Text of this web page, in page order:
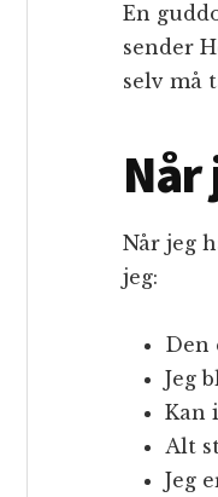
En
sender
selv må
Når jeg
jeg:
Den
Jeg
Kan
Alt
Jeg